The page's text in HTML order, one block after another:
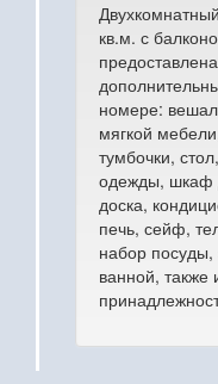
кв.м. с
номере:
мягкой
тумбочки,
одежды, шкаф
доска,
печь, сейф,
набор посуды,
ванной, также